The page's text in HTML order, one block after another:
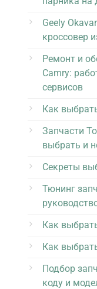
Geely
кроссовер
Ремонт и
Camry:
сервисов
Как
Запчасти
выбрать и
Секреты
Тюнинг
Как
Как
Подбор
коду и